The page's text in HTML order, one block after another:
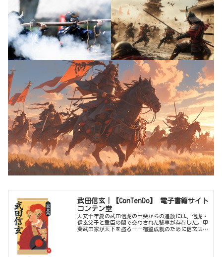
武田信玄｜【ConTenDo】 電子書籍サイト
コンテン堂
天文十年夏の武田信虎の甲斐からの追放には、信虎・
信玄父子と重臣の間で交わされた秘事が存在した。甲
斐武田家が天下を盗る――宿望成就のために信玄は鬼